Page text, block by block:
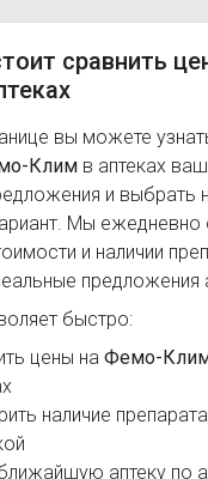
сравнить
вы можете
Клим в аптеках
и выбрать
Мы ежедневно
и наличии
предложения
быстро:
цены на Фемо-
наличие
аптеку по